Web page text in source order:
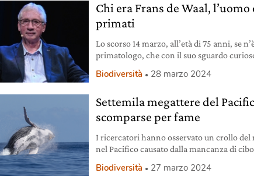
Chi era Frans de Waal, l’uomo
primati
Lo scorso 14 marzo, all’età di 75 anni, se
primatologo, che con il suo sguardo
dell’antropocentrismo.
Biodiversità 28 marzo 2024
Settemila megattere del
scomparse per fame
I ricercatori hanno osservato un crollo del
nel Pacifico causato dalla mancanza di
Biodiversità 27 marzo 2024